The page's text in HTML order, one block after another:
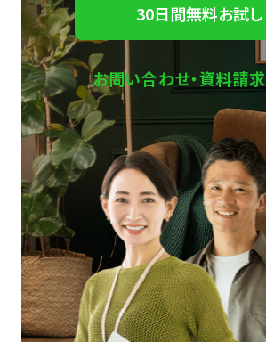
30日間無料お試し
お問い合わせ・資料請求